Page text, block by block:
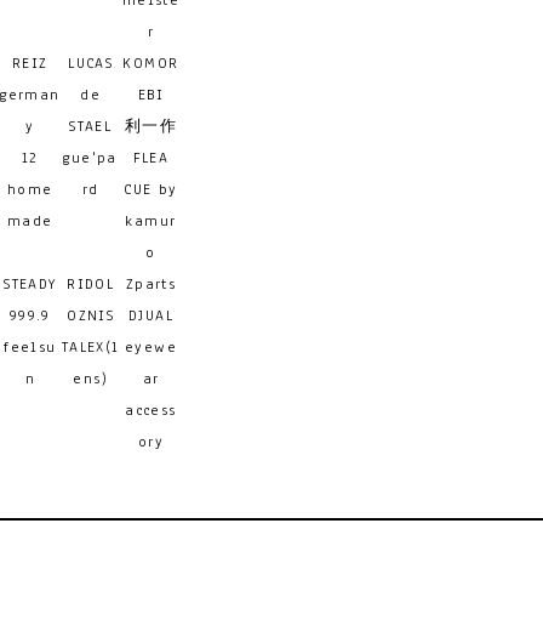
r
REIZ
german
y
LUCAS
de
STAEL
KOMOR
EBI
利一作
12
home
made
gue'pa
rd
FLEA
CUE by
kamur
o
STEADY
RIDOL
Zparts
999.9
feelsu
n
OZNIS
DJUAL
TALEX(l
ens)
eyewe
ar
access
ory